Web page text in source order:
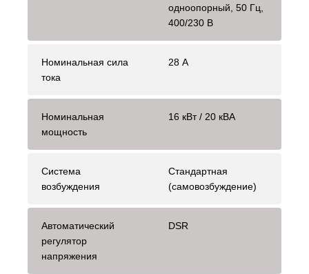
одноопорный, 50 Гц,
400/230 В
Номинальная сила
тока
28 А
Номинальная
мощность
16 кВт / 20 кВА
Система
возбуждения
Стандартная
(самовозбуждение)
Автоматический
регулятор
напряжения
DSR